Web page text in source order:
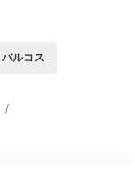
バルコス
/